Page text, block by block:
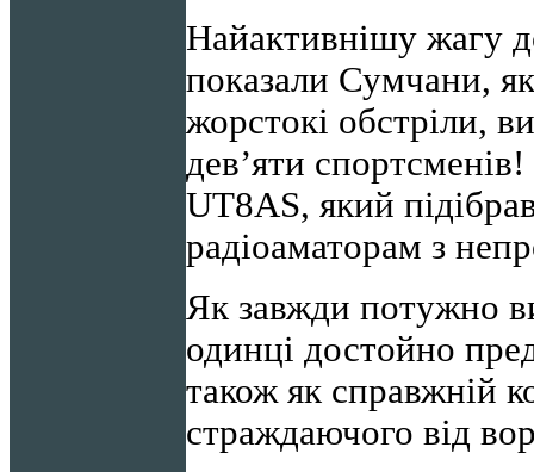
Найактивнішу жагу
показали Сумчани,
жорстокі обстріли,
дев’яти
UT8AS, який
радіоаматорам з
Як завжди потужно
одинці достойно
також як справжній
страждаючого від